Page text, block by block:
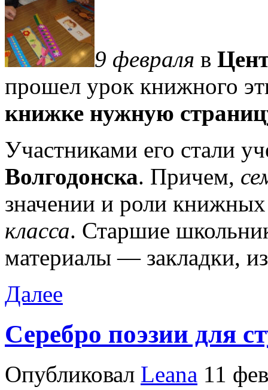
9 февраля в
прошел урок книжного
книжке нужную
Участниками его стали
Волгодонска. Причем,
значении и роли
класса. Старшие
материалы — закладки,
Далее
Серебро поэзии для
Опубликовал Leana 11